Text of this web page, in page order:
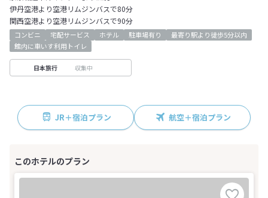
伊丹空港より空港リムジンバスで80分
関西空港より空港リムジンバスで90分
コンビニ 宅配サービス ホテル 駐車場有り
最寄り駅より徒歩5分以内
館内に車いす利用トイレ
日本旅行 収集中
JR＋宿泊プラン 航空＋宿泊プラン